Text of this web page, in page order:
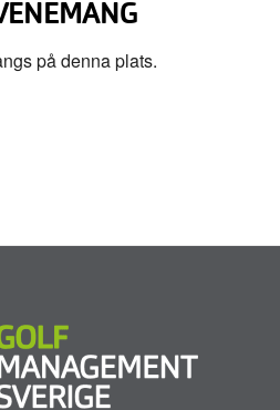
på denna plats.